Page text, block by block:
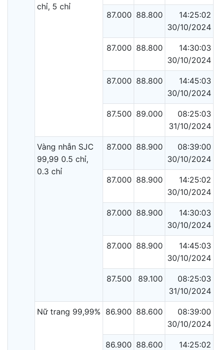
chỉ, 5 chỉ
87.000 88.800
14:25:02
30/10/2024
87.000 88.800
14:30:03
30/10/2024
87.000 88.800
14:45:03
30/10/2024
87.500 89.000
08:25:03
31/10/2024
Vàng nhẫn SJC
99,99 0.5 chỉ,
0.3 chỉ
87.000 88.900
08:39:00
30/10/2024
87.000 88.900
14:25:02
30/10/2024
87.000 88.900
14:30:03
30/10/2024
87.000 88.900
14:45:03
30/10/2024
87.500 89.100
08:25:03
31/10/2024
Nữ trang 99,99% 86.900 88.600
08:39:00
30/10/2024
86.900 88.600
14:25:02